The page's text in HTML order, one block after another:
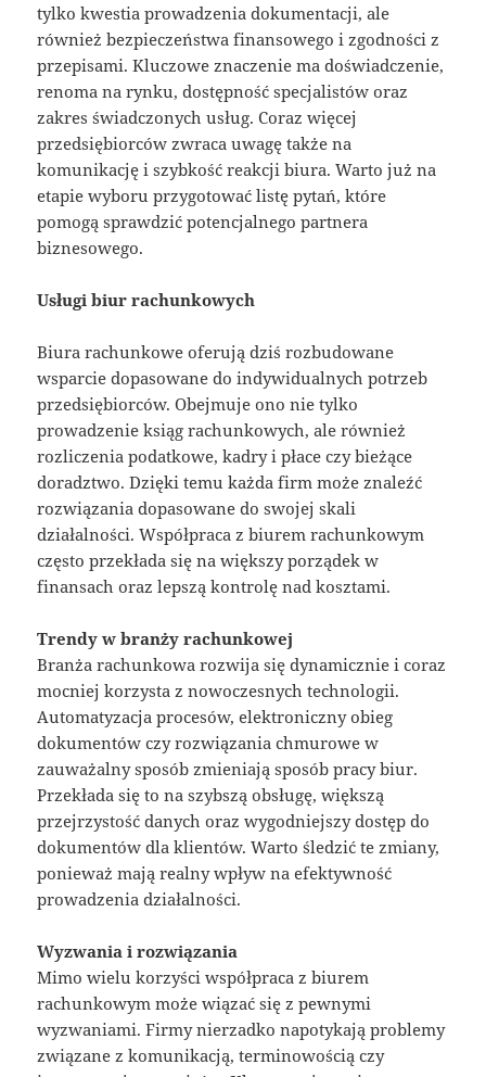
tylko kwestia prowadzenia dokumentacji, ale
również bezpieczeństwa finansowego i zgodności z
przepisami. Kluczowe znaczenie ma doświadczenie,
renoma na rynku, dostępność specjalistów oraz
zakres świadczonych usług. Coraz więcej
przedsiębiorców zwraca uwagę także na
komunikację i szybkość reakcji biura. Warto już na
etapie wyboru przygotować listę pytań, które
pomogą sprawdzić potencjalnego partnera
biznesowego.
Usługi biur rachunkowych
Biura rachunkowe oferują dziś rozbudowane
wsparcie dopasowane do indywidualnych potrzeb
przedsiębiorców. Obejmuje ono nie tylko
prowadzenie ksiąg rachunkowych, ale również
rozliczenia podatkowe, kadry i płace czy bieżące
doradztwo. Dzięki temu każda firm może znaleźć
rozwiązania dopasowane do swojej skali
działalności. Współpraca z biurem rachunkowym
często przekłada się na większy porządek w
finansach oraz lepszą kontrolę nad kosztami.
Trendy w branży rachunkowej
Branża rachunkowa rozwija się dynamicznie i coraz
mocniej korzysta z nowoczesnych technologii.
Automatyzacja procesów, elektroniczny obieg
dokumentów czy rozwiązania chmurowe w
zauważalny sposób zmieniają sposób pracy biur.
Przekłada się to na szybszą obsługę, większą
przejrzystość danych oraz wygodniejszy dostęp do
dokumentów dla klientów. Warto śledzić te zmiany,
ponieważ mają realny wpływ na efektywność
prowadzenia działalności.
Wyzwania i rozwiązania
Mimo wielu korzyści współpraca z biurem
rachunkowym może wiązać się z pewnymi
wyzwaniami. Firmy nierzadko napotykają problemy
związane z komunikacją, terminowością czy